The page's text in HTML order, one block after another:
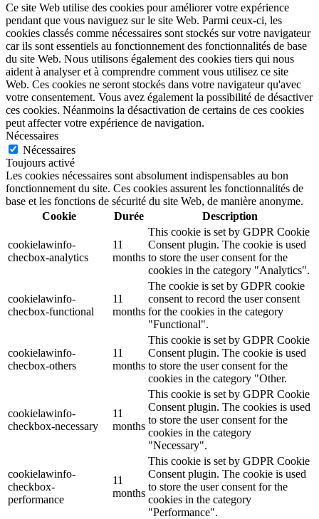
Ce site Web utilise des cookies pour améliorer votre expérience
pendant que vous naviguez sur le site Web. Parmi ceux-ci, les
cookies classés comme nécessaires sont stockés sur votre navigateur
car ils sont essentiels au fonctionnement des fonctionnalités de base
du site Web. Nous utilisons également des cookies tiers qui nous
aident à analyser et à comprendre comment vous utilisez ce site
Web. Ces cookies ne seront stockés dans votre navigateur qu'avec
votre consentement. Vous avez également la possibilité de désactiver
ces cookies. Néanmoins la désactivation de certains de ces cookies
peut affecter votre expérience de navigation.
Nécessaires
Nécessaires
Toujours activé
Les cookies nécessaires sont absolument indispensables au bon
fonctionnement du site. Ces cookies assurent les fonctionnalités de
base et les fonctions de sécurité du site Web, de manière anonyme.
Cookie
Durée Description
cookielawinfo-
checbox-analytics
11
months
This cookie is set by GDPR Cookie
Consent plugin. The cookie is used
to store the user consent for the
cookies in the category "Analytics".
cookielawinfo-
checbox-functional
11
months
The cookie is set by GDPR cookie
consent to record the user consent
for the cookies in the category
"Functional".
cookielawinfo-
checbox-others
11
months
This cookie is set by GDPR Cookie
Consent plugin. The cookie is used
to store the user consent for the
cookies in the category "Other.
cookielawinfo-
checkbox-necessary
11
months
This cookie is set by GDPR Cookie
Consent plugin. The cookies is used
to store the user consent for the
cookies in the category
"Necessary".
cookielawinfo-
checkbox-
performance
11
months
This cookie is set by GDPR Cookie
Consent plugin. The cookie is used
to store the user consent for the
cookies in the category
"Performance".